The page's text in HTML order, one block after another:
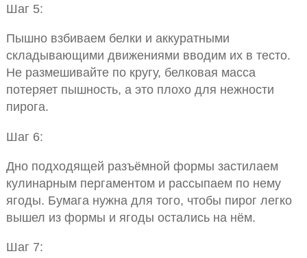
Шаг 5:
Пышно взбиваем белки и аккуратными
складывающими движениями вводим их в тесто.
Не размешивайте по кругу, белковая масса
потеряет пышность, а это плохо для нежности
пирога.
Шаг 6:
Дно подходящей разъёмной формы застилаем
кулинарным пергаментом и рассыпаем по нему
ягоды. Бумага нужна для того, чтобы пирог легко
вышел из формы и ягоды остались на нём.
Шаг 7: